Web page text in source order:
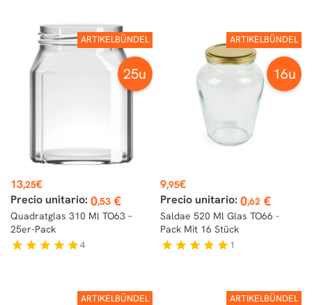
ARTIKELBÜNDEL
25u
Preis
13,25€
Precio unitario: 0,53 €
Quadratglas 310 Ml TO63 –
25er-Pack
star star star star star4
ARTIKELBÜNDEL
16u
Preis
9,95€
Precio unitario: 0,62€
Saldae 520 Ml Glas TO66 -
Pack Mit 16 Stück
star star star star star 1
ARTIKELBÜNDEL ARTIKELBÜNDEL